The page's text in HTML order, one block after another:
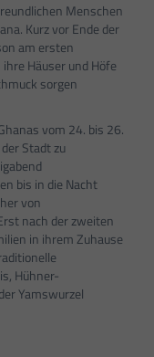
Menschen
Kurz vor Ende der
am ersten
Häuser und Höfe
sorgen
vom 24. bis 26.
Stadt zu
bis in die Nacht
von
nach der zweiten
in ihrem Zuhause
Hühner-
Yamswurzel